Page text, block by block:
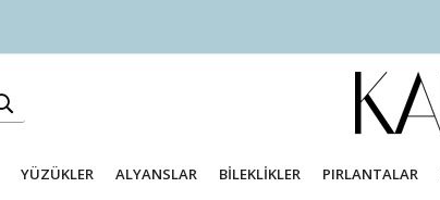
YÜZÜKLER ALYANSLAR BİLEKLİKLER PIRLANTALAR